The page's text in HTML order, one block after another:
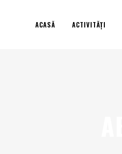
ACASĂ ACTIVITĂȚI